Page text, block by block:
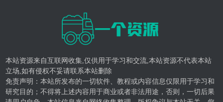
本站资源来自互联网收集,仅供用于学习和交流,本站资源不代表本站
立场,如有侵权不妥请联系本站删除
免责声明：本站所发布的一切软件、教程或内容信息仅限用于学习和
研究目的；不得将上述内容用于商业或者非法用途，否则，一切后果